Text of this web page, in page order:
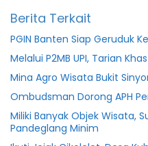
Berita Terkait
PGIN Banten Siap Geruduk
Melalui P2MB UPI, Tarian
Mina Agro Wisata Bukit
Ombudsman Dorong APH
Miliki Banyak Objek Wisata,
Pandeglang Minim